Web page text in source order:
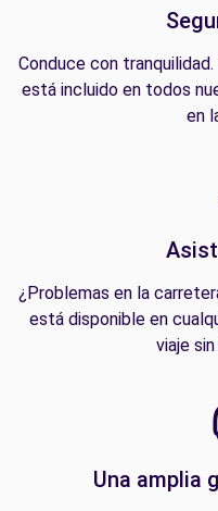
Conduce con
está incluido en todos
en
¿Problemas en la
está disponible en
viaje
Una amplia